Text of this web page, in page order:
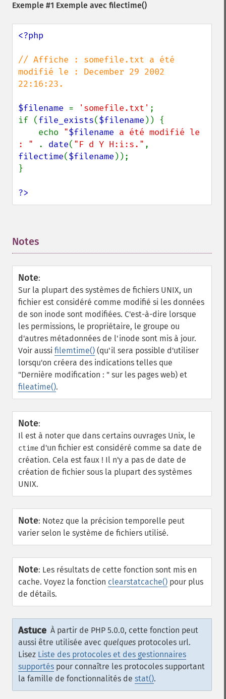
Exemple #1 Exemple avec filectime()
<?php
// Affiche : somefile.txt a été
modifié le : December 29 2002
22:16:23.
$filename = 'somefile.txt' ;
if (file_exists($filename )) {
    echo
"$filename a été modifié le
: "
. date( "F d Y H:i:s."
filectime($filename ));
}
?>
Notes
Note:
Sur la plupart des systèmes de fichiers UNIX, un
fichier est considéré comme modifié si les données
de son inode sont modifiées. C'est-à-dire lorsque
les permissions, le propriétaire, le groupe ou
d'autres métadonnées de l'inode sont mis à jour.
Voir aussi filemtime() (qu'il sera possible d'utiliser
lorsqu'on créera des indications telles que
"Dernière modification : " sur les pages web) et
fileatime().
Note:
Il est à noter que dans certains ouvrages Unix, le
ctime d'un fichier est considéré comme sa date de
création. Cela est faux ! Il n'y a pas de date de
création de fichier sous la plupart des systèmes
UNIX.
Note: Notez que la précision temporelle peut
varier selon le système de fichiers utilisé.
Note: Les résultats de cette fonction sont mis en
cache. Voyez la fonction clearstatcache() pour plus
de détails.
Astuce À partir de PHP 5.0.0, cette fonction peut
aussi être utilisée avec quelques protocoles url.
Lisez Liste des protocoles et des gestionnaires
supportés pour connaître les protocoles supportant
la famille de fonctionnalités de stat().